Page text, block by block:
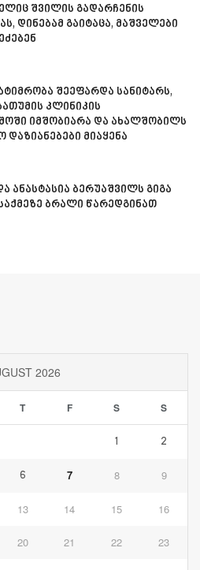
შვილის გადარჩენის
დინებამ გაიტაცა, მაშველები
შეეფარდა სანიტარს,
კლინიკის
იმშობიარა და ახალშობილს
დაზიანებები მიაყენა
ანასტასია ბერუაშვილს გიგა
ბრალი წარედგინათ
2026
T F S S
1 2
6 7 8 9
13 14 15 16
20 21 22 23